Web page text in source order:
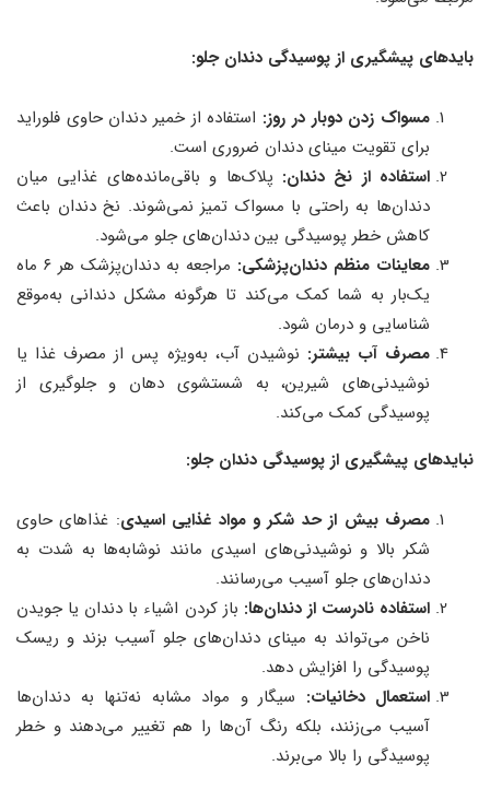
بایدهای پیشگیری از پوسیدگی دندان جلو:
مسواک زدن دوبار در روز: استفاده از خمیر دندان حاوی فلوراید
برای تقویت مینای دندان ضروری است.
استفاده از نخ دندان: پلاک‌ها و باقی‌مانده‌های غذایی میان
دندان‌ها به راحتی با مسواک تمیز نمی‌شوند. نخ دندان باعث
کاهش خطر پوسیدگی بین دندان‌های جلو می‌شود.
معاینات منظم دندان‌پزشکی:
مراجعه به دندان‌پزشک هر ۶ ماه
یک‌بار به شما کمک می‌کند تا هرگونه مشکل دندانی به‌موقع
شناسایی و درمان شود.
مصرف آب بیشتر: نوشیدن آب، به‌ویژه پس از مصرف غذا یا
نوشیدنی‌های شیرین، به شستشوی دهان و جلوگیری از
پوسیدگی کمک می‌کند.
نبایدهای پیشگیری از پوسیدگی دندان جلو:
مصرف بیش از حد شکر و مواد غذایی اسیدی: غذاهای حاوی
شکر بالا و نوشیدنی‌های اسیدی مانند نوشابه‌ها به شدت به
دندان‌های جلو آسیب می‌رسانند.
استفاده نادرست از دندان‌ها: باز کردن اشیاء با دندان یا جویدن
ناخن می‌تواند به مینای دندان‌های جلو آسیب بزند و ریسک
پوسیدگی را افزایش دهد.
استعمال دخانیات: سیگار و مواد مشابه نه‌تنها به دندان‌ها
آسیب می‌زنند، بلکه رنگ آن‌ها را هم تغییر می‌دهند و خطر
پوسیدگی را بالا می‌برند.